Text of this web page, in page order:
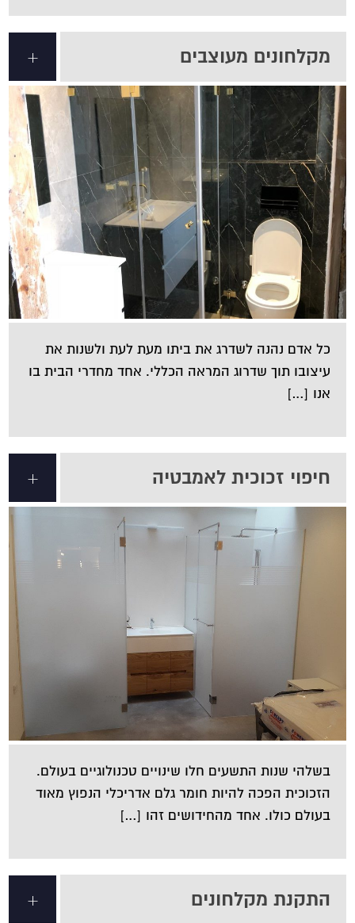
מקלחונים מעוצבים +
כל אדם נהנה לשדרג את ביתו מעת לעת ולשנות את
עיצובו תוך שדרוג המראה הכללי. אחד מחדרי הבית בו
אנו […]
חיפוי זכוכית לאמבטיה +
בשלהי שנות התשעים חלו שינויים טכנולוגיים בעולם.
הזכוכית הפכה להיות חומר גלם אדריכלי הנפוץ מאוד
בעולם כולו. אחד מהחידושים זהו […]
התקנת מקלחונים +